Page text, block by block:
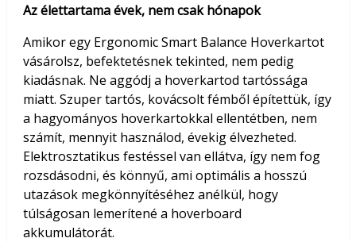
Az élettartama évek, nem csak hónapok
Amikor egy Ergonomic Smart Balance Hoverkartot
vásárolsz, befektetésnek tekinted, nem pedig
kiadásnak. Ne aggódj a hoverkartod tartóssága
miatt. Szuper tartós, kovácsolt fémből építettük, így
a hagyományos hoverkartokkal ellentétben, nem
számít, mennyit használod, évekig élvezheted.
Elektrosztatikus festéssel van ellátva, így nem fog
rozsdásodni, és könnyű, ami optimális a hosszú
utazások megkönnyítéséhez anélkül, hogy
túlságosan lemerítené a hoverboard
akkumulátorát.